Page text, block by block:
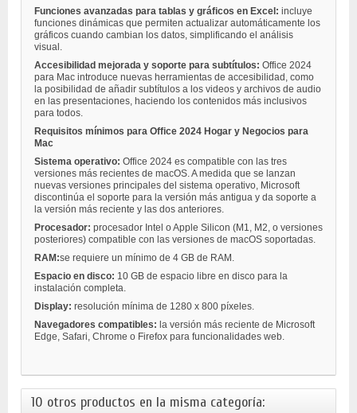
Funciones avanzadas para tablas y gráficos en Excel: incluye
funciones dinámicas que permiten actualizar automáticamente los
gráficos cuando cambian los datos, simplificando el análisis
visual.
Accesibilidad mejorada y soporte para subtítulos: Office 2024
para Mac introduce nuevas herramientas de accesibilidad, como
la posibilidad de añadir subtítulos a los videos y archivos de audio
en las presentaciones, haciendo los contenidos más inclusivos
para todos.
Requisitos mínimos para Office 2024 Hogar y Negocios para
Mac
Sistema operativo: Office 2024 es compatible con las tres
versiones más recientes de macOS. A medida que se lanzan
nuevas versiones principales del sistema operativo, Microsoft
discontinúa el soporte para la versión más antigua y da soporte a
la versión más reciente y las dos anteriores.
Procesador: procesador Intel o Apple Silicon (M1, M2, o versiones
posteriores) compatible con las versiones de macOS soportadas.
RAM:se requiere un mínimo de 4 GB de RAM.
Espacio en disco: 10 GB de espacio libre en disco para la
instalación completa.
Display: resolución mínima de 1280 x 800 píxeles.
Navegadores compatibles: la versión más reciente de Microsoft
Edge, Safari, Chrome o Firefox para funcionalidades web.
10 otros productos en la misma categoría: